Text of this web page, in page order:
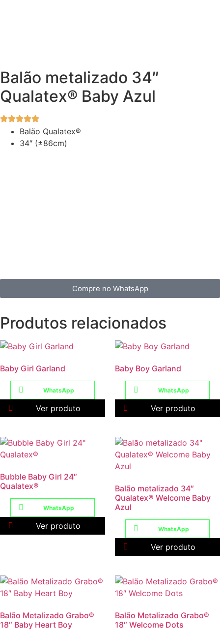
Balão metalizado 34″
Qualatex® Baby Azul
Balão Qualatex®
34″ (±86cm)
Compre no WhatsApp
Produtos relacionados
Baby Girl Garland
WhatsApp
Ver produto
Baby Boy Garland
WhatsApp
Ver produto
Bubble Baby Girl 24″
Qualatex®
WhatsApp
Ver produto
Balão metalizado 34″
Qualatex® Welcome Baby
Azul
WhatsApp
Ver produto
Balão Metalizado Grabo®
18″ Baby Heart Boy
Balão Metalizado Grabo®
18″ Welcome Dots